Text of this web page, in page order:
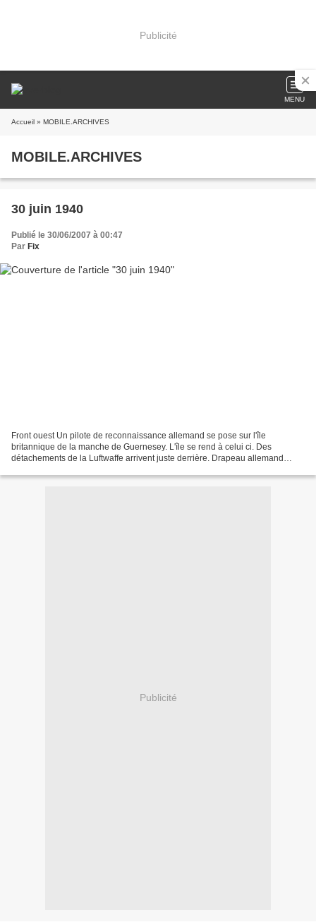
Publicité
MENU
Accueil » MOBILE.ARCHIVES
MOBILE.ARCHIVES
30 juin 1940
Publié le 30/06/2007 à 00:47
Par Fix
Front ouest Un pilote de reconnaissance allemand se pose sur l'île
britannique de la manche de Guernesey. L'île se rend à celui ci. Des
détachements de la Luftwaffe arrivent juste derrière. Drapeau allemand
Publicité